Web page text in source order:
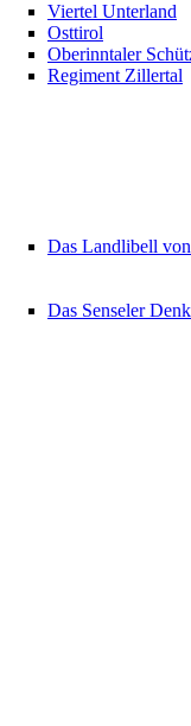
Viertel Unterland
Osttirol
Oberinntaler
Regiment Zillertal
Das Landlibell
Das Senseler